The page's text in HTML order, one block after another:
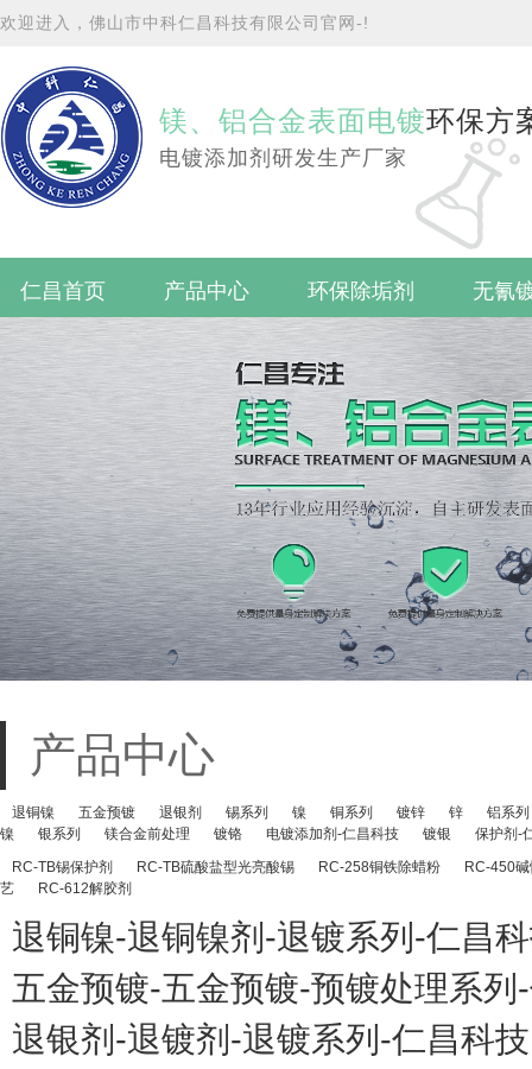
欢迎进入，佛山市中科仁昌科技有限公司官网-!
镁、铝合金表面电镀环保方
电镀添加剂研发生产厂家
仁昌首页 产品中心 环保除垢剂 无氰
联系仁昌
产品中心
退铜镍 五金预镀 退银剂 锡系列 镍 铜系列 镀锌 锌
铝系列
镍
银系列 镁合金前处理 镀铬 电镀添加剂-仁昌科技 镀银
保护剂-
RC-TB锡保护剂
RC-TB硫酸盐型光亮酸锡 RC-258铜铁除蜡粉
RC-450
艺
RC-612解胶剂
退铜镍-退铜镍剂-退镀系列-仁昌
五金预镀-五金预镀-预镀处理系
退银剂-退镀剂-退镀系列-仁昌科